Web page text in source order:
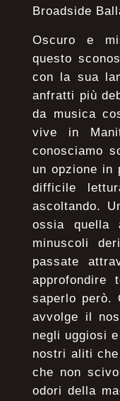
Broadside
Oscuro e
questo
con la sua
anfratti più
da musica
vive in
conosciamo
un opzione in
difficile
ascoltando.
ossia
minuscoli
passate
saperlo però.
avvolge il
negli uggiosi
nostri aliti
che non
odori della